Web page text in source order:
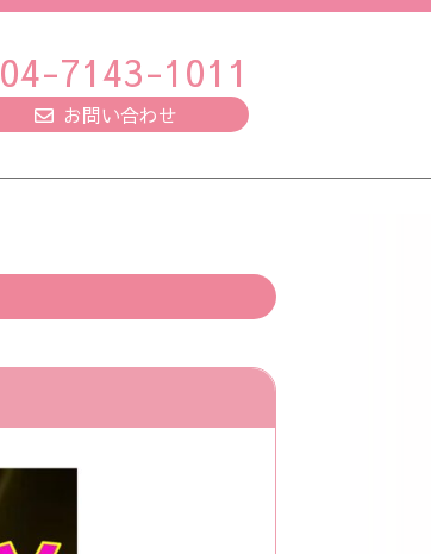
04-7143-1011
お問い合わせ